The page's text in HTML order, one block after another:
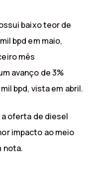
baixo teor de
bpd em maio,
mês
avanço de 3%
bpd, vista em abril.
a oferta de diesel
impacto ao meio
nota.